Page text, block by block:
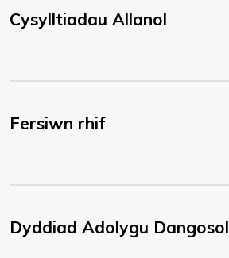
Cysylltiadau Allanol
Fersiwn rhif
Dyddiad Adolygu Dangosol